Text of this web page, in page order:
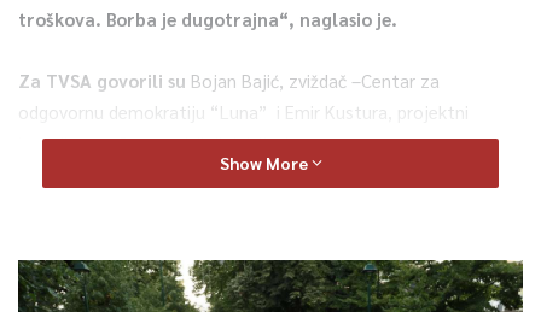
troškova. Borba je dugotrajna“, naglasio je.
Za TVSA govorili su Bojan Bajić, zviždač –Centar za
odgovornu demokratiju “Luna” i Emir Kustura, projektni
koordinator Centra civilnih inicijativa.
Pitali smo građane:Da li biste prijavili korupciju?
Show More